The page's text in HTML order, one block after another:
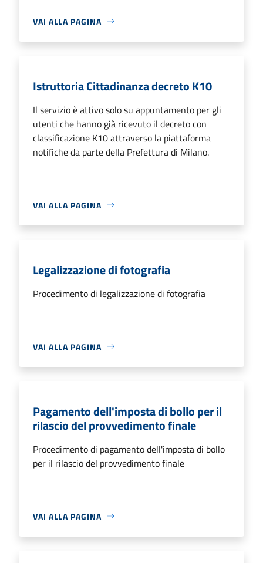
VAI ALLA PAGINA
Istruttoria Cittadinanza decreto K10
Il servizio è attivo solo su appuntamento per gli
utenti che hanno già ricevuto il decreto con
classificazione K10 attraverso la piattaforma
notifiche da parte della Prefettura di Milano.
VAI ALLA PAGINA
Legalizzazione di fotografia
Procedimento di legalizzazione di fotografia
VAI ALLA PAGINA
Pagamento dell'imposta di bollo per il
rilascio del provvedimento finale
Procedimento di pagamento dell'imposta di bollo
per il rilascio del provvedimento finale
VAI ALLA PAGINA